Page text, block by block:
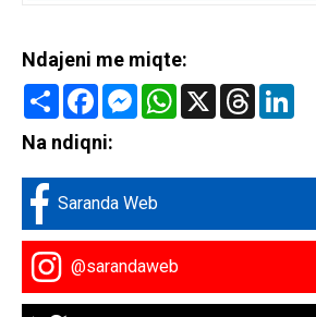
Ndajeni me miqte:
Share FacebookMessenger
WhatsApp
X Threads
Na ndiqni:
Saranda Web
@sarandaweb